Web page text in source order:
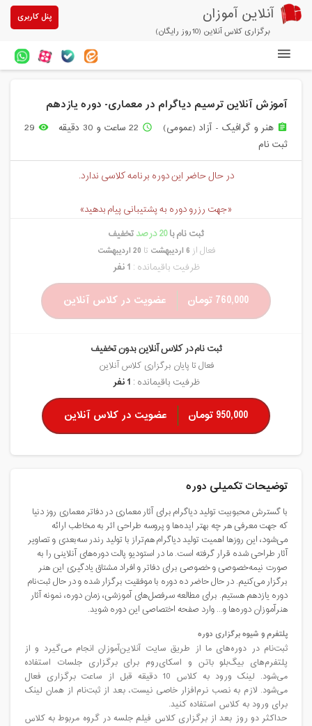
آنلاین آموزان
برگزاری کلاس آنلاین (10روز رایگان)
پنل کاربری
آزمون های آنلاین
درباره ما
آموزش آنلاین ترسیم دیاگرام در معماری- دوره یازدهم
assignment هنر و گرافیک - آزاد (عمومی) access_time 22 ساعت و 30 دقیقه remove_red_eye
29
ثبت نام
در حال حاضر این دوره برنامه کلاسی ندارد.
«جهت رزرو دوره به پشتیبانی پیام بدهید»
ثبت نام با20 درصد تخفیف
فعال از6 اردیبهشت تا 20 اردیبهشت
ظرفیت باقیمانده : 1 نفر
760,000 تومان عضویت در کلاس آنلاین
ثبت نام در کلاس آنلاین بدون تخفیف
فعال تا پایان برگزاری کلاس آنلاین
ظرفیت باقیمانده : 1 نفر
950,000 تومان عضویت در کلاس آنلاین
توضیحات تکمیلی دوره
با گسترش محبوبیت تولید دیاگرام برای آثار معماری در دفاتر معماری روز دنیا
که جهت معرفی هر چه بهتر ایده‌ها و پروسه طراحی اثر به مخاطب ارائه
می‌شود، این ‌روزها اهمیت تولید دیاگرام هم‌تراز با تولید رندر سه‌بعدی و تصاویر
آثار طراحی شده قرار گرفته است. ما در استودیو پالت دوره‌های آنلاینی را به
صورت نیمه‌خصوصی و خصوصی برای دفاتر و افراد مشتاق یادگیری این هنر
برگزار می‌کنیم. در حال حاضر ده دوره با موفقیت برگزار شده و در حال ثبت‌نام
دوره یازدهم هستیم. برای مطالعه سرفصل‌های آموزشی، زمان دوره، نمونه آثار
هنرآموزان دوره‌ها و... وارد صفحه اختصاصی این دوره شوید.
پلتفرم و شیوه برگزاری دوره
ثبت‌نام در دوره‌های ما از طریق سایت آنلاین‌‌آموزان انجام می‌گیرد و از
پلتفرم‌های بیگ‌بلو باتن و اسکای‌روم برای برگزاری جلسات استفاده
می‌شود. لینک ورود به کلاس 10 دقیقه قبل از ساعت برگزاری فعال
می‌شود. لازم به نصب نرم‌افزار خاصی نیست، بعد از ثبت‌نام از همان لینک
برای ورود به کلاس استفاده کنید.
حداکثر دو روز بعد از برگزاری کلاس فیلم‌ جلسه در گروه مربوط به کلاس